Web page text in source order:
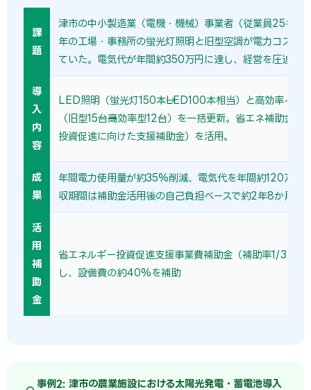
課
題
津市の中小製造業（電機・機械）事業者（従業員25名）
年の工場・事務所の蛍光灯照明と旧型空調が電力コスト
ていた。電気代が年間約350万円に達し、経営を圧迫し
導
入
内
容
LED照明（蛍光灯150本→LED100本相当）と高効率イン
（旧型15台→高効率型12台）を一括更新。省エネ補助金（
投資促進に向けた支援補助金）を活用。
成
果
年間電力使用量が約35%削減、電気代を年間約120万円
収期間は補助金活用後の自己負担ベースで約2年8か月。
活
用
補
助
金
省エネルギー投資促進支援事業費補助金（補助率1/3〜1/
し、設備費の約40%を補助
事例2: 津市の農業施設における太陽光発電・蓄電池導入